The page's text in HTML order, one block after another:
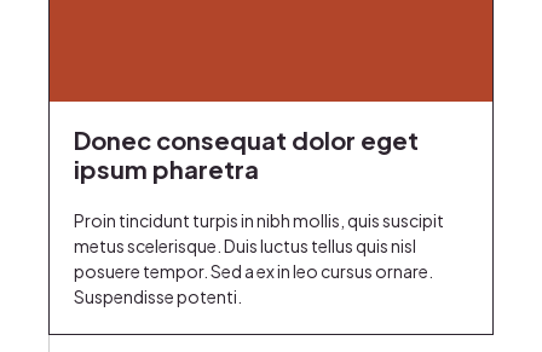
Donec consequat dolor eget
ipsum pharetra
Proin tincidunt turpis in nibh mollis, quis suscipit
metus scelerisque. Duis luctus tellus quis nisl
posuere tempor. Sed a ex in leo cursus ornare.
Suspendisse potenti.